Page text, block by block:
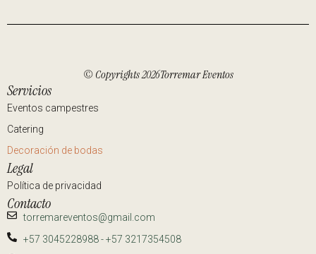
© Copyrights 2026Torremar Eventos
Servicios
Eventos campestres
Catering
Decoración de bodas
Legal
Política de privacidad
Contacto
torremareventos@gmail.com
+57 3045228988 - +57 3217354508